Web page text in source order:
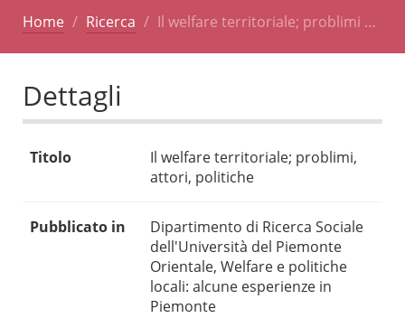
Home Ricerca Il welfare territoriale; problimi …
Dettagli
Titolo
Il welfare territoriale; problimi,
attori, politiche
Pubblicato in
Dipartimento di Ricerca Sociale
dell'Università del Piemonte
Orientale, Welfare e politiche
locali: alcune esperienze in
Piemonte